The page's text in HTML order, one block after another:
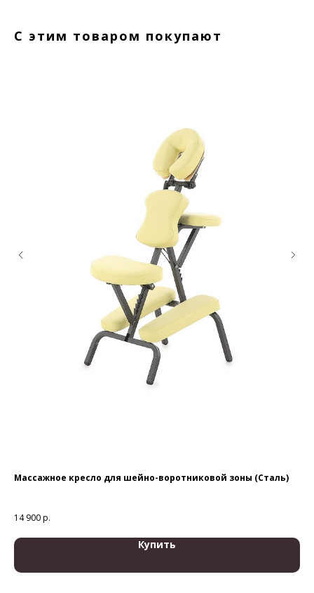
С этим товаром покупают
Массажное кресло для шейно-воротниковой зоны (Сталь)
14 900р.
Купить